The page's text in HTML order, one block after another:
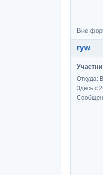
Вне
ryw
Откуда:
Здесь с